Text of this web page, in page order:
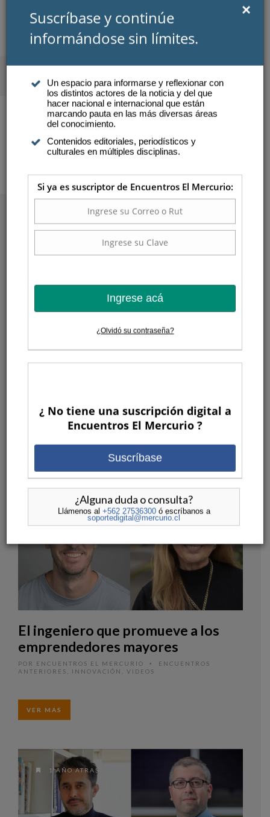
Atención a suscriptores
INNOVACIÓN
El camino para realizar los sueños
VER MAS
12 MESES ATRAS
El ingeniero que promueve a los
emprendedores mayores
POR ENCUENTROS EL MERCURIO •
ENCUENTROS
ANTERIORES
INNOVACIÓN VIDEOS
VER MAS
1 AÑO ATRAS
Suscríbase y continúe
informándose sin límites.
Un espacio para informarse y reflexionar con
los distintos actores de la noticia y del que
hacer nacional e internacional que están
marcando pauta en las más diversas áreas
Contenidos editoriales, periodísticos y
Si ya es suscriptor de Encuentros El Mercurio:
Ingrese acá
¿ No tiene una suscripción digital a
Suscríbase
¿Alguna duda o consulta?
Llámenos al+562 27536300ó escríbanos a
soportedigital@mercurio.cl